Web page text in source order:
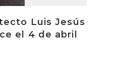
Luis Jesús
el 4 de abril